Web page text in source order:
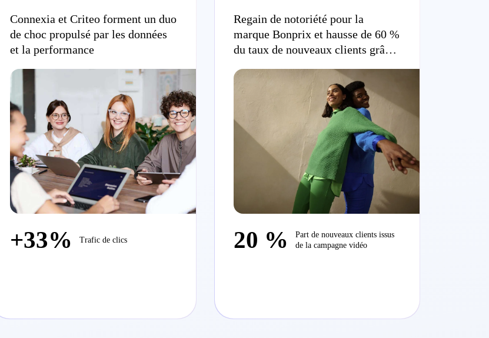
Connexia et Criteo forment un duo
de choc propulsé par les données
et la performance
+33% Trafic de clics
Regain de notoriété pour la
marque Bonprix et hausse de 60 %
du taux de nouveaux clients grâce
20 %
Part de nouveaux clients issus
de la campagne vidéo